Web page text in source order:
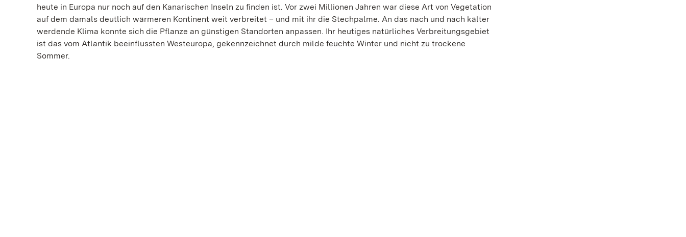
heute in Europa nur noch auf den Kanarischen Inseln zu finden ist. Vor zwei Millionen Jahren war diese Art von Vegetation
auf dem damals deutlich wärmeren Kontinent weit verbreitet – und mit ihr die Stechpalme. An das nach und nach kälter
werdende Klima konnte sich die Pflanze an günstigen Standorten anpassen. Ihr heutiges natürliches Verbreitungsgebiet
ist das vom Atlantik beeinflussten Westeuropa, gekennzeichnet durch milde feuchte Winter und nicht zu trockene
Sommer.